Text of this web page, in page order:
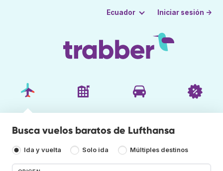
Ecuador Iniciar sesión →
Busca vuelos baratos de Lufthansa
Ida y vuelta Solo ida Múltiples destinos